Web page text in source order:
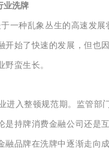
业洗牌
一种乱象丛生的高速发展
开始了快速的发展，但也
蛮生长。
进入整顿规范期。监管部
是持牌消费金融公司还是
融品牌在洗牌中逐渐走向